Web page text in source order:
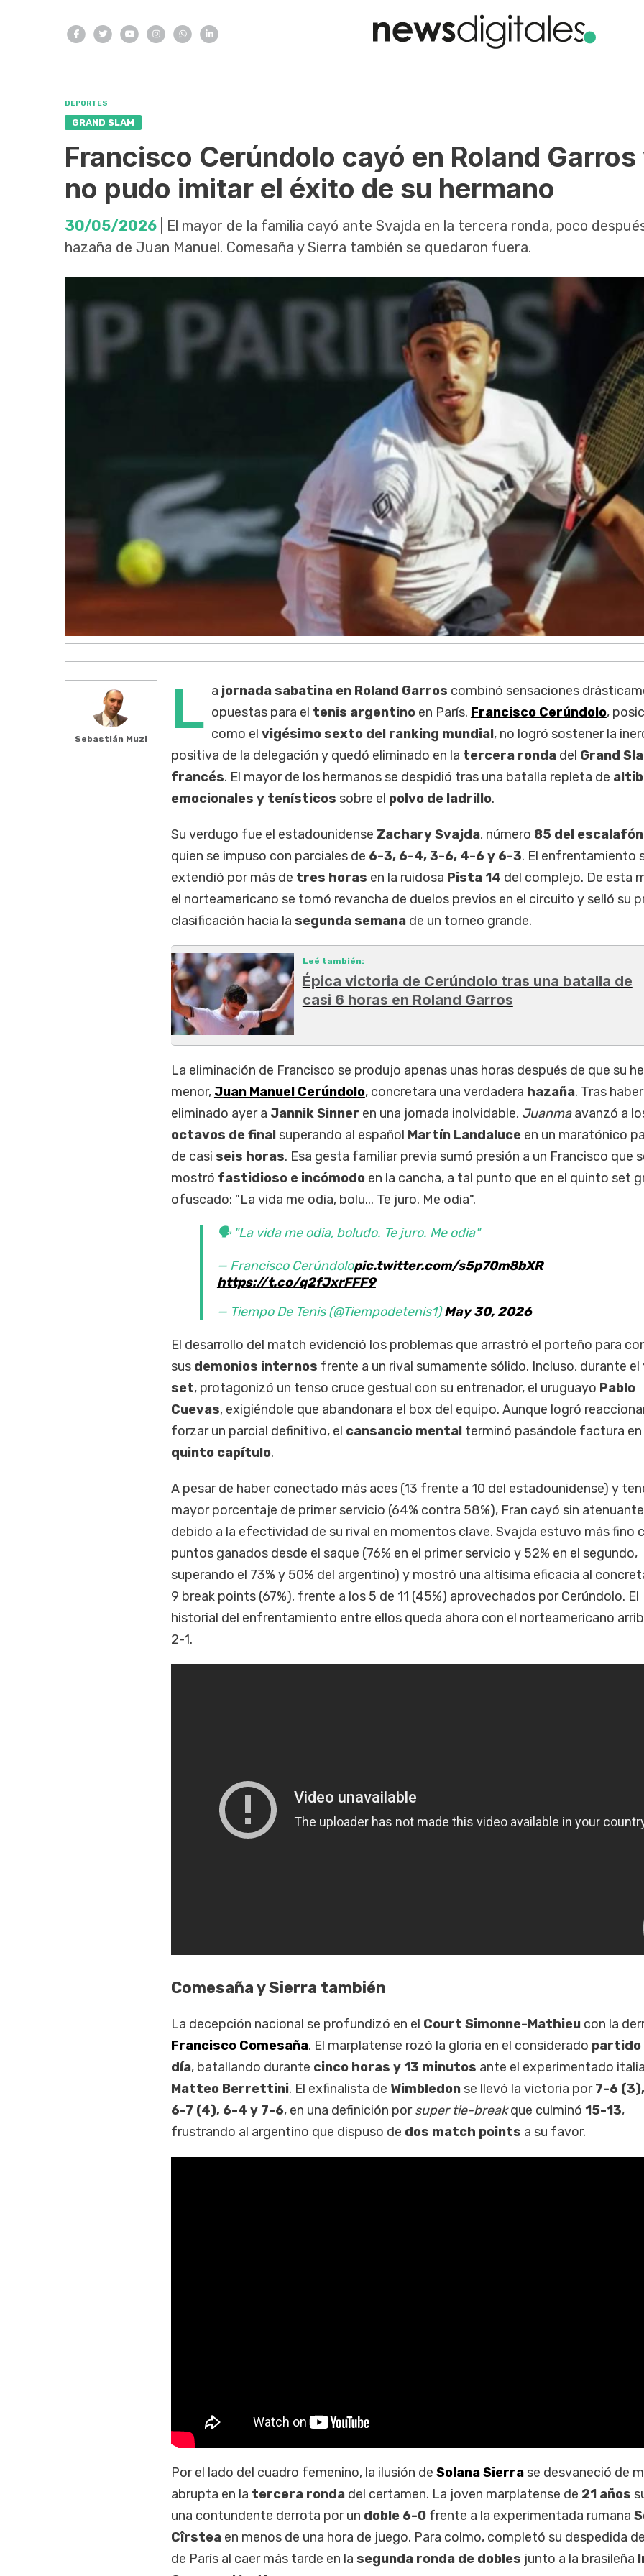
DEPORTES
GRAND SLAM
Francisco Cerúndolo cayó en Roland Garros
no pudo imitar el éxito de su hermano
30/05/2026 | El mayor de la familia cayó ante Svajda en la tercera ronda, poco
hazaña de Juan Manuel. Comesaña y Sierra también se quedaron fuera.
Sebastián Muzi L a jornada sabatina en Roland Garros combinó sensaciones
opuestas para el tenis argentinoen París. Francisco Cerúndolo,
como el vigésimo sexto del ranking mundial, no logró sostener la
positiva de la delegación y quedó eliminado en la tercera rondadel Grand
francés. El mayor de los hermanos se despidió tras una batalla repleta de
emocionales y tenísticos sobre el polvo de ladrillo.
Su verdugo fue el estadounidense Zachary Svajda, número 85 del escalafón
quien se impuso con parciales de 6-3, 6-4, 3-6, 4-6 y 6-3. El enfrentamiento
extendió por más de tres horas en la ruidosa Pista 14 del complejo. De esta
el norteamericano se tomó revancha de duelos previos en el circuito y selló su
clasificación hacia la segunda semanade un torneo grande.
Leé también:
Épica victoria de Cerúndolo tras una batalla de
casi 6 horas en Roland Garros
La eliminación de Francisco se produjo apenas unas horas después de que su
menor, Juan Manuel Cerúndolo, concretara una verdadera hazaña. Tras haber
eliminado ayer a Jannik Sinner en una jornada inolvidable, Juanmaavanzó a
octavos de finalsuperando al español Martín Landaluce en un maratónico
de casi seis horas. Esa gesta familiar previa sumó presión a un Francisco que
mostró fastidioso e incómodoen la cancha, a tal punto que en el quinto set
ofuscado: "La vida me odia, bolu... Te juro. Me odia".
🗣 "La vida me odia, boludo. Te juro. Me odia"
— Francisco Cerúndolopic.twitter.com/s5p70m8bXR
https://t.co/q2fJxrFFF9
— Tiempo De Tenis (@Tiempodetenis1)May 30, 2026
El desarrollo del match evidenció los problemas que arrastró el porteño para
sus demonios internos frente a un rival sumamente sólido. Incluso, durante el
set, protagonizó un tenso cruce gestual con su entrenador, el uruguayo Pablo
Cuevas, exigiéndole que abandonara el box del equipo. Aunque logró
forzar un parcial definitivo, el cansancio mentalterminó pasándole factura en
quinto capítulo.
A pesar de haber conectado más aces (13 frente a 10 del estadounidense) y
mayor porcentaje de primer servicio (64% contra 58%), Fran cayó sin
debido a la efectividad de su rival en momentos clave. Svajda estuvo más fino
puntos ganados desde el saque (76% en el primer servicio y 52% en el segundo,
superando el 73% y 50% del argentino) y mostró una altísima eficacia al
9 break points (67%), frente a los 5 de 11 (45%) aprovechados por Cerúndolo. El
historial del enfrentamiento entre ellos queda ahora con el norteamericano
2-1.
Comesaña y Sierra también
La decepción nacional se profundizó en el Court Simonne-Mathieucon la
Francisco Comesaña. El marplatense rozó la gloria en el considerado partido
día, batallando durante cinco horas y 13 minutos ante el experimentado
Matteo Berrettini. El exfinalista de Wimbledonse llevó la victoria por7-6
6-7 (4), 6-4 y 7-6, en una definición porsuper tie-breakque culminó 15-13,
frustrando al argentino que dispuso de dos match points a su favor.
Por el lado del cuadro femenino, la ilusión de Solana Sierrase desvaneció de
abrupta en la tercera rondadel certamen. La joven marplatense de 21 años
una contundente derrota por un doble 6-0frente a la experimentada rumana
Cîrsteaen menos de una hora de juego. Para colmo, completó su despedida
de París al caer más tarde en la segunda ronda de dobles junto a la brasileña